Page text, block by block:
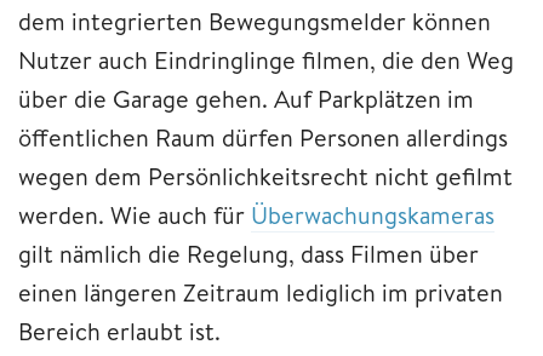
dem integrierten Bewegungsmelder können
Nutzer auch Eindringlinge filmen, die den Weg
über die Garage gehen. Auf Parkplätzen im
öffentlichen Raum dürfen Personen allerdings
wegen dem Persönlichkeitsrecht nicht gefilmt
werden. Wie auch für Überwachungskameras
gilt nämlich die Regelung, dass Filmen über
einen längeren Zeitraum lediglich im privaten
Bereich erlaubt ist.